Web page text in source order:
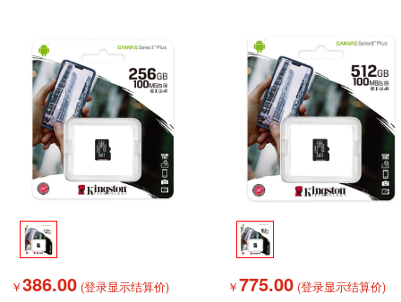
￥386.00 (登录显示结算价) ￥775.00 (登录显示结算价)